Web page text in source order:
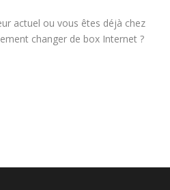
actuel ou vous êtes déjà chez
changer de box Internet ?